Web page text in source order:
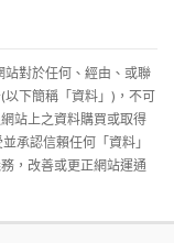
對於任何、經由、或聯
下簡稱「資料」)，不可
站上之資料購買或取得
承認信賴任何「資料」
，改善或更正網站運通